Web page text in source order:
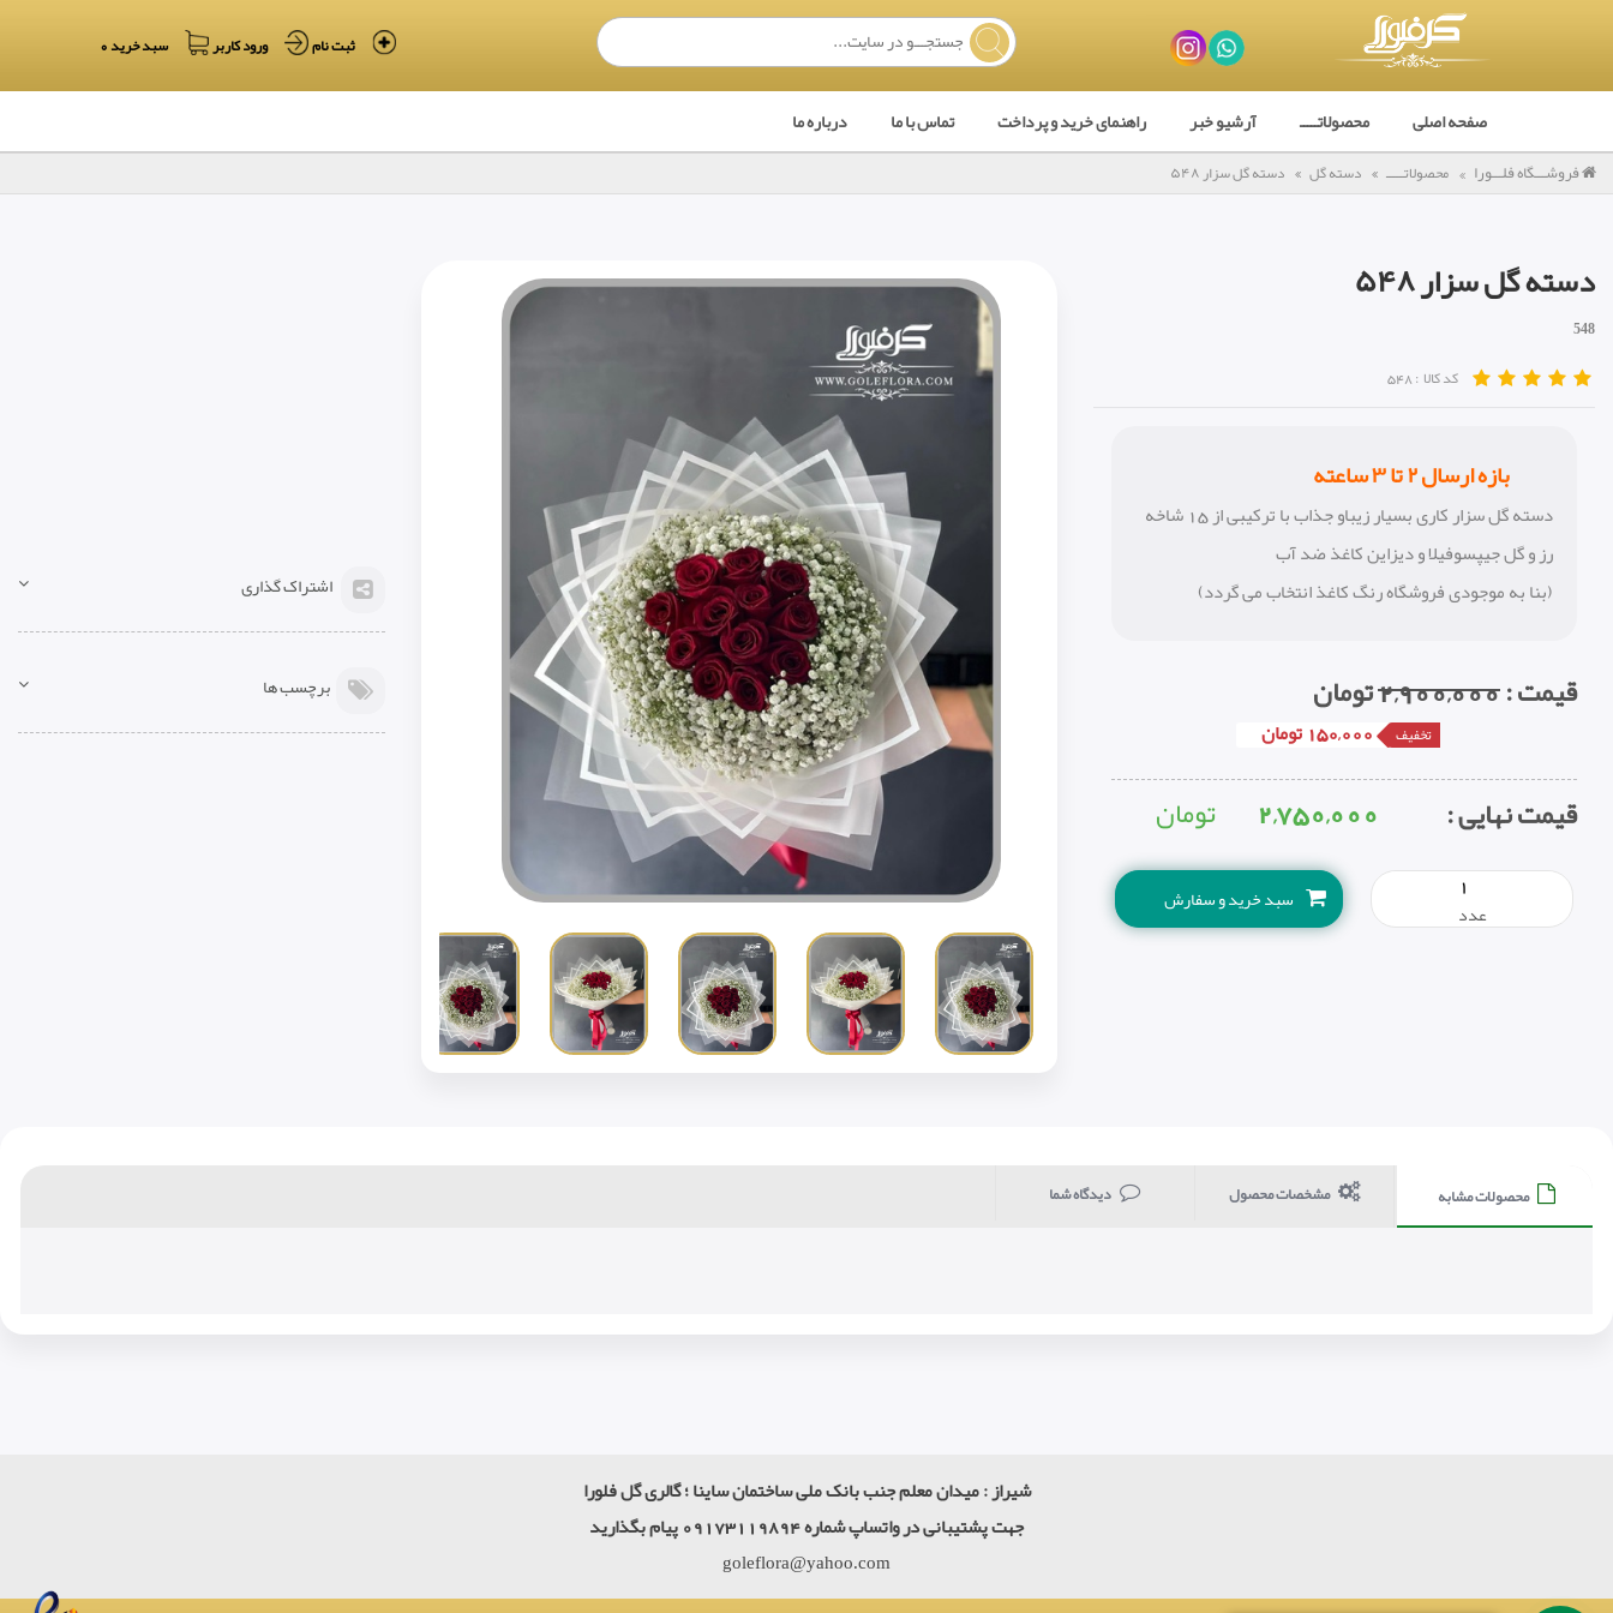
سبد خرید 0 ورود کاربر ثبت نام
صفحه اصلی محصولاتـــــ آرشیو خبر راهنمای خرید و پرداخت تماس با ما درباره ما
فروشـــگاه فلـــورا محصولاتـــــ دسته گل دسته گل سزار ۵۴٨
دسته گل سزار ۵۴٨
548
کد کالا :548
بازه ارسال ٢ تا ٣ ساعته
دسته گل سزار کاری بسیار زیباو جذاب با ترکیبی از 15 شاخه
رز و گل جیپسوفیلا و دیزاین کاغذ ضد آب
(بنا به موجودی فروشگاه رنگ کاغذ انتخاب می گردد)
قیمت:
2,900,000تومان
تخفیف 150,000 تومان
قیمت نهایی : 2,750,000 تومان
سبد خرید و سفارش عدد
اشتراک گذاری
برچسب ها
محصولات مشابه مشخصات محصول دیدگاه شما
شیراز : میدان معلم جنب بانک ملی ساختمان ساینا ؛ گالری گل فلورا
جهت پشتیبانی در واتساپ شماره 09173119894 پیام بگذارید
goleflora@yahoo.com